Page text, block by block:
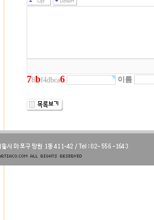
78bf4dbca6 이름